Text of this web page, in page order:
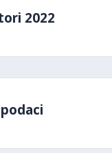
2022